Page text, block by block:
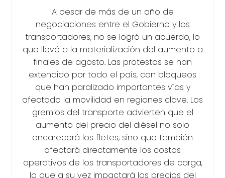
A pesar de más de un año de
negociaciones entre el Gobierno y los
transportadores, no se logró un acuerdo, lo
que llevó a la materialización del aumento a
finales de agosto. Las protestas se han
extendido por todo el país, con bloqueos
que han paralizado importantes vías y
afectado la movilidad en regiones clave. Los
gremios del transporte advierten que el
aumento del precio del diésel no solo
encarecerá los fletes, sino que también
afectará directamente los costos
operativos de los transportadores de carga,
lo que a su vez impactará los precios del